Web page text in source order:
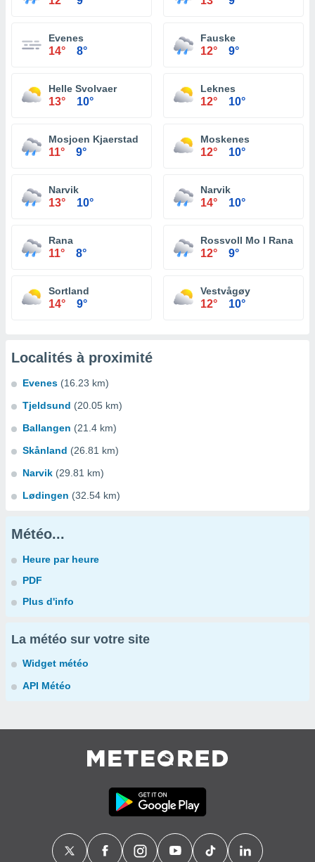
Evenes
14° 8°
Fauske
12° 9°
Helle Svolvaer
13° 10°
Leknes
12° 10°
Mosjoen Kjaerstad
11° 9°
Moskenes
12° 10°
Narvik
13° 10°
Narvik
14° 10°
Rana
11° 8°
Rossvoll Mo I Rana
12° 9°
Sortland
14° 9°
Vestvågøy
12° 10°
Localités à proximité
Evenes (16.23 km)
Tjeldsund (20.05 km)
Ballangen (21.4 km)
Skånland (26.81 km)
Narvik (29.81 km)
Lødingen (32.54 km)
Météo...
Heure par heure
PDF
Plus d'info
La météo sur votre site
Widget météo
API Météo